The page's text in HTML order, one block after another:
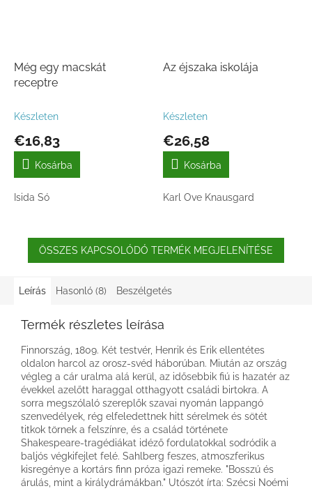
Még egy macskát
receptre
Készleten
€16,83
Kosárba
Isida Só
Az éjszaka iskolája
Készleten
€26,58
Kosárba
Karl Ove Knausgard
ÖSSZES KAPCSOLÓDÓ TERMÉK MEGJELENÍTÉSE
Leírás Hasonló (8) Beszélgetés
Termék részletes leírása
Finnország, 1809. Két testvér, Henrik és Erik ellentétes
oldalon harcol az orosz-svéd háborúban. Miután az ország
végleg a cár uralma alá kerül, az idősebbik fiú is hazatér az
évekkel azelőtt haraggal otthagyott családi birtokra. A
sorra megszólaló szereplők szavai nyomán lappangó
szenvedélyek, rég elfeledettnek hitt sérelmek és sötét
titkok törnek a felszínre, és a család története
Shakespeare-tragédiákat idéző fordulatokkal sodródik a
baljós végkifejlet felé. Sahlberg feszes, atmoszferikus
kisregénye a kortárs finn próza igazi remeke. "Bosszú és
árulás, mint a királydrámákban." Utószót írta: Szécsi Noémi